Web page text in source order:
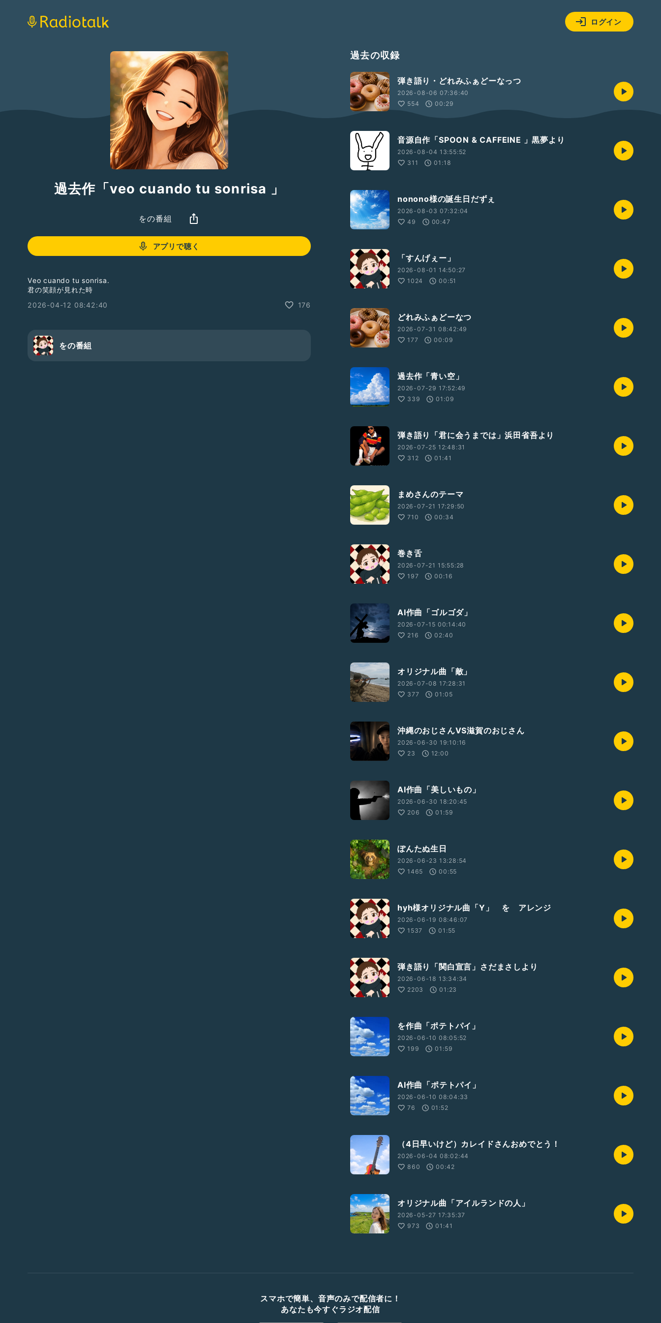
ログイン
過去作「veo cuando tu sonrisa 」
をの番組
アプリで聴く
Veo cuando tu sonrisa.
君の笑顔が見れた時
2026-04-12 08:42:40
176
をの番組
過去の収録
弾き語り・どれみふぁどーなっつ
2026-08-06 07:36:40
554
00:29
音源自作「SPOON & CAFFEINE 」黒夢より
2026-08-04 13:55:52
311
01:18
nonono様の誕生日だずぇ
2026-08-03 07:32:04
49
00:47
「すんげぇー」
2026-08-01 14:50:27
1024
00:51
どれみふぁどーなつ
2026-07-31 08:42:49
177
00:09
過去作「青い空」
2026-07-29 17:52:49
339
01:09
弾き語り「君に会うまでは」浜田省吾より
2026-07-25 12:48:31
312
01:41
まめさんのテーマ
2026-07-21 17:29:50
710
00:34
巻き舌
2026-07-21 15:55:28
197
00:16
AI作曲「ゴルゴダ」
2026-07-15 00:14:40
216
02:40
オリジナル曲「敵」
2026-07-08 17:28:31
377
01:05
沖縄のおじさんVS滋賀のおじさん
2026-06-30 19:10:16
23
12:00
AI作曲「美しいもの」
2026-06-30 18:20:45
206
01:59
ぽんたぬ生日
2026-06-23 13:28:54
1465
00:55
hyh様オリジナル曲「Y」 を アレンジ
2026-06-19 08:46:07
1537
01:55
弾き語り「関白宣言」さだまさしより
2026-06-18 13:34:34
2203
01:23
を作曲「ポテトパイ」
2026-06-10 08:05:52
199
01:59
AI作曲「ポテトパイ」
2026-06-10 08:04:33
76
01:52
（4日早いけど）カレイドさんおめでとう！
2026-06-04 08:02:44
860
00:42
オリジナル曲「アイルランドの人」
2026-05-27 17:35:37
973
01:41
スマホで簡単、音声のみで配信者に！
あなたも今すぐラジオ配信